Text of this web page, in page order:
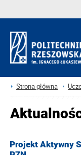
Strona główna
Projekt Aktywny